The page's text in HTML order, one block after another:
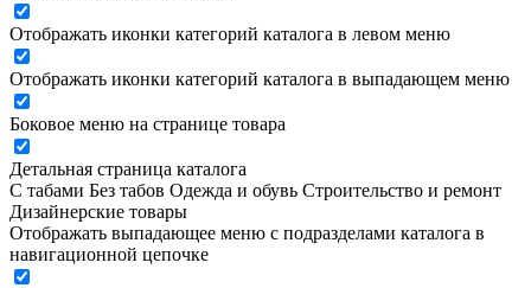
Отображать иконки категорий каталога в левом меню
Отображать иконки категорий каталога в выпадающем меню
Боковое меню на странице товара
Детальная страница каталога
С табами Без табов Одежда и обувь Строительство и ремонт
Дизайнерские товары
Отображать выпадающее меню с подразделами каталога в
навигационной цепочке